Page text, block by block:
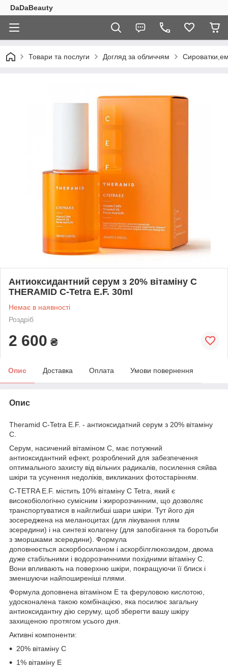
DaDaBeauty
Товари та послуги Догляд за обличчям
Антиоксидантний серум з 20% вітаміну С
THERAMID C-Tetra E.F. 30ml
Немає в наявності
Роздріб
2 600 ₴
Опис Доставка Оплата Умови повернення
Опис
Theramid C-Tetra E.F. - антиоксидатний серум з 20% вітаміну
С.
Серум, насичений вітаміном С, має потужний
антиоксидантний ефект, розроблений для забезпечення
оптимального захисту від вільних радикалів, посилення сяйва
шкіри та усунення недоліків, викликаних фотостарінням.
C-TETRA E.F. містить 10% вітаміну C Tetra, який є
високобіологічно сумісним і жиророзчинним, що дозволяє
транспортуватися в найглибші шари шкіри. Тут його дія
зосереджена на меланоцитах (для лікування плям
зсередини) і на синтезі колагену (для запобігання та боротьби
з зморшками зсередини). Формула
доповнюється аскорбосиланом і аскорбілглюкозидом, двома
дуже стабільними і водорозчинними похідними вітаміну С.
Вони впливають на поверхню шкіри, покращуючи її блиск і
зменшуючи найпоширеніші плями.
Формула доповнена вітаміном Е та феруловою кислотою,
удосконалена такою комбінацією, яка посилює загальну
антиоксидантну дію серуму, щоб зберегти вашу шкіру
захищеною протягом усього дня.
Активні компоненти:
20% вітаміну С
1% вітаміну Е